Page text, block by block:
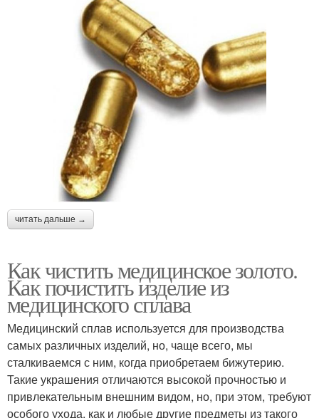
читать дальше →
Как чистить медицинское золото.
Как почистить изделие из
медицинского сплава
Медицинский сплав используется для производства
самых различных изделий, но, чаще всего, мы
сталкиваемся с ним, когда приобретаем бижутерию.
Такие украшения отличаются высокой прочностью и
привлекательным внешним видом, но, при этом, требуют
особого ухода, как и любые другие предметы из такого